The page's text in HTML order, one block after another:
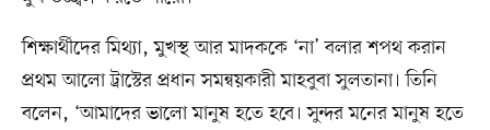
শিক্ষার্থীদের মিথ্যা, মুখস্থ আর মাদককে ‘না’ বলার শপথ করান
প্রথম আলো ট্রাস্টের প্রধান সমন্বয়কারী মাহবুবা সুলতানা। তিনি
বলেন, ‘আমাদের ভালো মানুষ হতে হবে। সুন্দর মনের মানুষ হতে